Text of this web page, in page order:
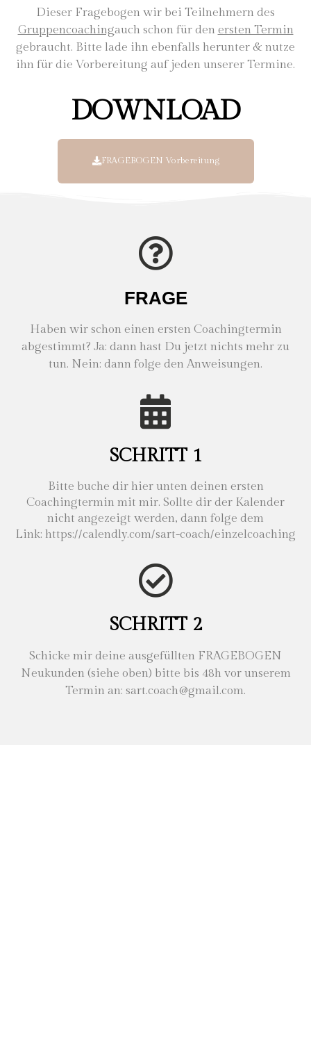
Dieser Fragebogen wir bei Teilnehmern des
Gruppencoachingauch schon für den ersten Termin
gebraucht. Bitte lade ihn ebenfalls herunter & nutze
ihn für die Vorbereitung auf jeden unserer Termine.
DOWNLOAD
FRAGEBOGEN Vorbereitung
FRAGE
Haben wir schon einen ersten Coachingtermin
abgestimmt? Ja: dann hast Du jetzt nichts mehr zu
tun. Nein: dann folge den Anweisungen.
SCHRITT 1
Bitte buche dir hier unten deinen ersten
Coachingtermin mit mir. Sollte dir der Kalender
nicht angezeigt werden, dann folge dem
Link: https://calendly.com/sart-coach/einzelcoaching
SCHRITT 2
Schicke mir deine ausgefüllten FRAGEBOGEN
Neukunden (siehe oben) bitte bis 48h vor unserem
Termin an: sart.coach@gmail.com.